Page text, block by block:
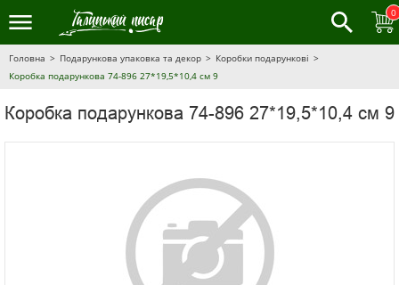
0
Головна Подарункова упаковка та декор
Коробки подарункові
Коробка подарункова 74-896 27*19,5*10,4 см 9
Коробка подарункова 74-896 27*19,5*10,4 см 9